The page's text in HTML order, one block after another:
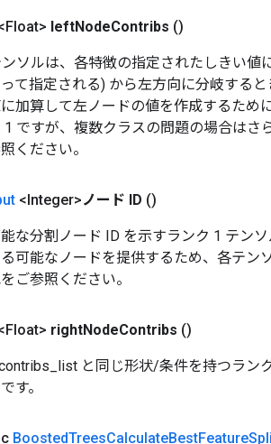
leftNodeContribs ()
ソルは、各特徴の指定されたしきい
て指定される) から左方向に分岐する
加算して左ノードの値を作成するため
1 ですが、複数クラスの問題の場合は
ください。
<Integer>ノード ID ()
な分割ノード ID を示すランク 1 テン
可能なノードを提供するため、各テン
ご参照ください。
rightNodeContribs ()
と同じ形状/条件を持つラン
す。
BoostedTreesCalculateBestFeature